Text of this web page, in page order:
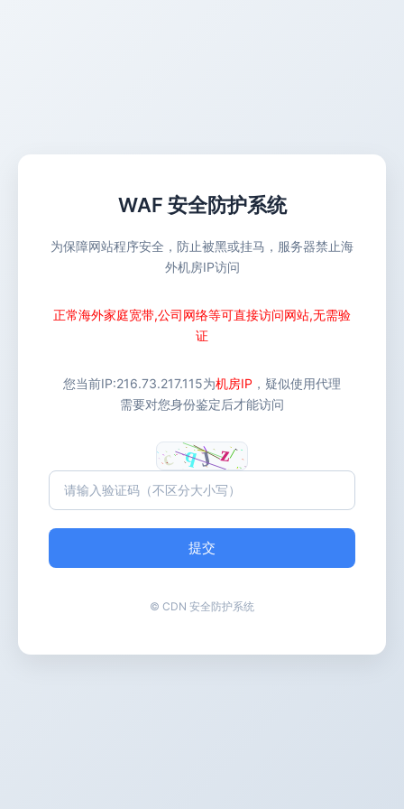
WAF 安全防护系统
为保障网站程序安全，防止被黑或挂马，服务器禁止海
外机房IP访问
正常海外家庭宽带,公司网络等可直接访问网站,无需验
证
您当前IP:216.73.217.115为机房IP ，疑似使用代理
需要对您身份鉴定后才能访问
提交
© CDN 安全防护系统